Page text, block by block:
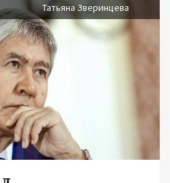
Татьяна Зверинцева